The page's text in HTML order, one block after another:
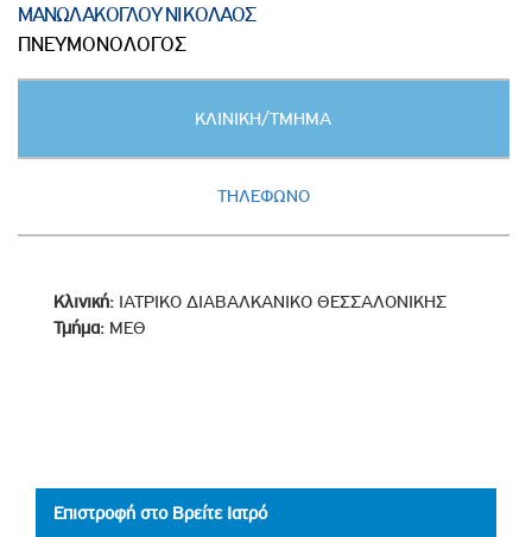
ΜΑΝΩΛΑΚΟΓΛΟΥ ΝΙΚΟΛΑΟΣ
ΠΝΕΥΜΟΝΟΛΟΓΟΣ
ΚΛΙΝΙΚΗ/ΤΜΗΜΑ
ΤΗΛΕΦΩΝΟ
Κλινική: ΙΑΤΡΙΚΟ ΔΙΑΒΑΛΚΑΝΙΚΟ ΘΕΣΣΑΛΟΝΙΚΗΣ
Τμήμα: ΜΕΘ
Επιστροφή στο Βρείτε Ιατρό